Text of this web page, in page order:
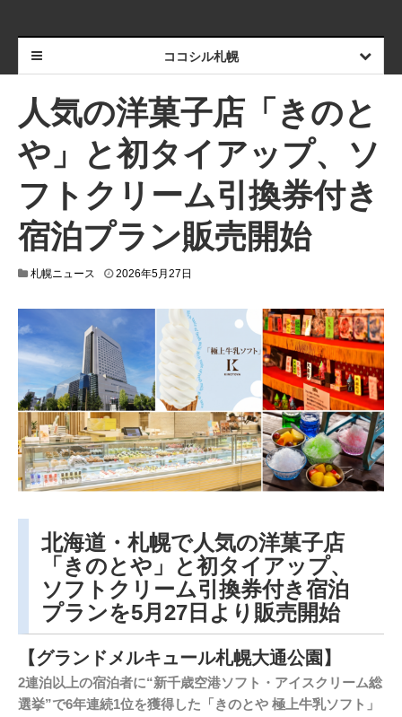
ココシル札幌
人気の洋菓子店「きのと
や」と初タイアップ、ソ
フトクリーム引換券付き
宿泊プラン販売開始
札幌ニュース 2026年5月27日
6
年
5
月
2
7
日
北海道・札幌で人気の洋菓子店
「きのとや」と初タイアップ、
ソフトクリーム引換券付き宿泊
プランを5月27日より販売開始
【グランドメルキュール札幌大通公園】
2連泊以上の宿泊者に“新千歳空港ソフト・アイスクリーム総
選挙”で6年連続1位を獲得した「きのとや 極上牛乳ソフト」